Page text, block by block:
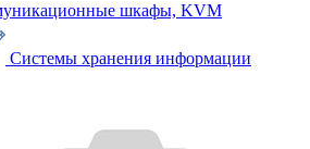
шкафы, KVM
Системы хранения информации